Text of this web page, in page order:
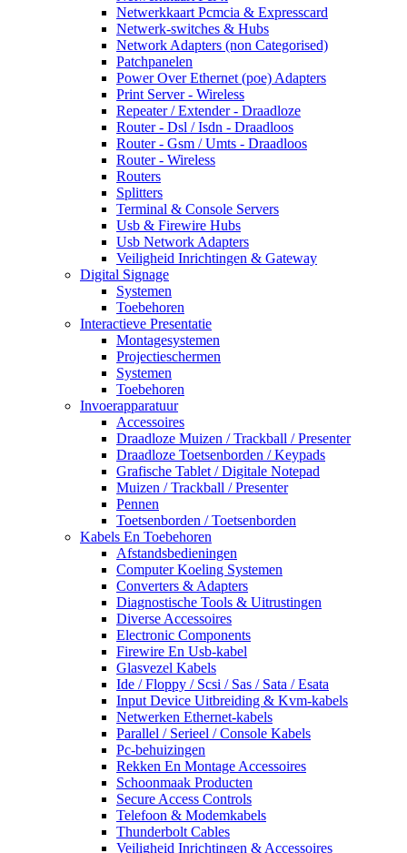
Netwerkkaart Pcmcia & Expresscard
Netwerk-switches & Hubs
Network Adapters (non Categorised)
Patchpanelen
Power Over Ethernet (poe) Adapters
Print Server - Wireless
Repeater / Extender - Draadloze
Router - Dsl / Isdn - Draadloos
Router - Gsm / Umts - Draadloos
Router - Wireless
Routers
Splitters
Terminal & Console Servers
Usb & Firewire Hubs
Usb Network Adapters
Veiligheid Inrichtingen & Gateway
Digital Signage
Systemen
Toebehoren
Interactieve Presentatie
Montagesystemen
Projectieschermen
Systemen
Toebehoren
Invoerapparatuur
Accessoires
Draadloze Muizen / Trackball / Presenter
Draadloze Toetsenborden / Keypads
Grafische Tablet / Digitale Notepad
Muizen / Trackball / Presenter
Pennen
Toetsenborden / Toetsenborden
Kabels En Toebehoren
Afstandsbedieningen
Computer Koeling Systemen
Converters & Adapters
Diagnostische Tools & Uitrustingen
Diverse Accessoires
Electronic Components
Firewire En Usb-kabel
Glasvezel Kabels
Ide / Floppy / Scsi / Sas / Sata / Esata
Input Device Uitbreiding & Kvm-kabels
Netwerken Ethernet-kabels
Parallel / Serieel / Console Kabels
Pc-behuizingen
Rekken En Montage Accessoires
Schoonmaak Producten
Secure Access Controls
Telefoon & Modemkabels
Thunderbolt Cables
Veiligheid Inrichtingen & Accessoires